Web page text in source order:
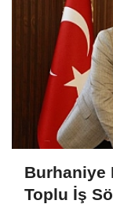
Burhaniye
Toplu İş